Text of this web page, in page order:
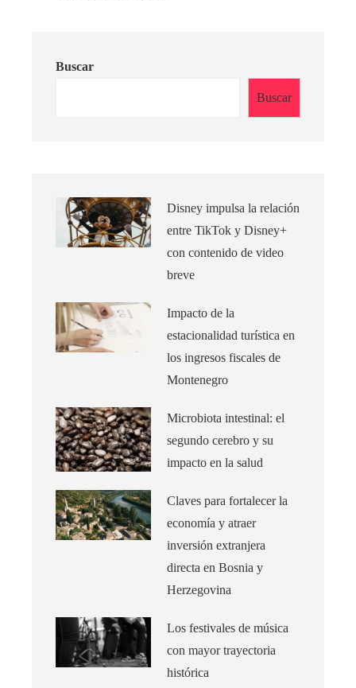
Buscar
Buscar
Disney impulsa la relación
entre TikTok y Disney+
con contenido de video
breve
Impacto de la
estacionalidad turística en
los ingresos fiscales de
Montenegro
Microbiota intestinal: el
segundo cerebro y su
impacto en la salud
Claves para fortalecer la
economía y atraer
inversión extranjera
directa en Bosnia y
Herzegovina
Los festivales de música
con mayor trayectoria
histórica